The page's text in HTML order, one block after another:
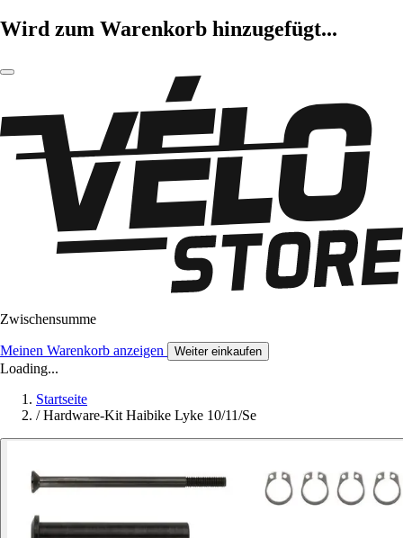
Wird zum Warenkorb hinzugefügt...
Zwischensumme
Meinen Warenkorb anzeigen Weiter einkaufen
Loading...
Startseite
/ Hardware-Kit Haibike Lyke 10/11/Se